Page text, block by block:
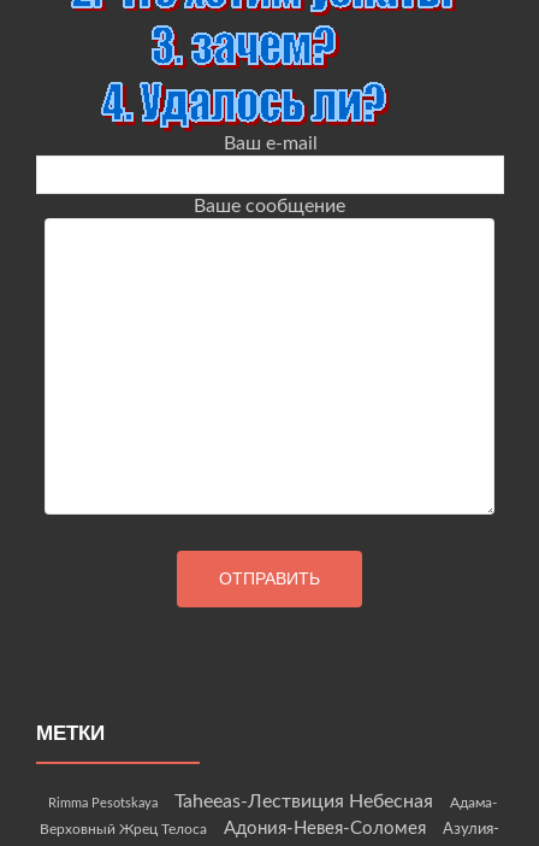
Ваш e-mail
Ваше сообщение
МЕТКИ
Rimma Pesotskaya Taheeas-Лествиция Небесная
Адама-
Верховный Жрец Телоса
Адония-Невея-Соломея
Азулия-